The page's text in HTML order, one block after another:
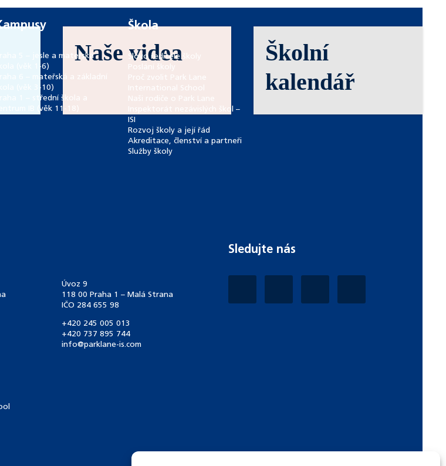
Naše videa
Školní
kalendář
5 – jesle a mateřská
(věk 1-6)
6 – mateřská a základní
(věk 3-10)
1 – střední škola a
IB (věk 11-18)
Škola
Slovo ředitele školy
Inspektorát nezávislých škol –
ISI
Rozvoj školy a její řád
Akreditace, členství a partneři
Služby školy
Úvoz 9
118 00 Praha 1 – Malá Strana
IČO 284 655 98
+420 245 005 013
+420 737 895 744
info@parklane-is.com
Sledujte nás